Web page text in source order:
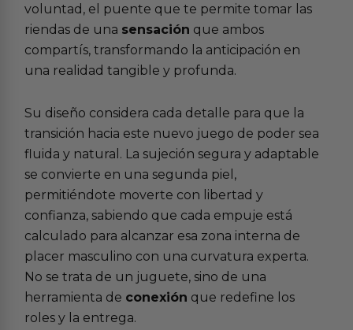
voluntad, el puente que te permite tomar las
riendas de una sensación que ambos
compartís, transformando la anticipación en
una realidad tangible y profunda.
Su diseño considera cada detalle para que la
transición hacia este nuevo juego de poder sea
fluida y natural. La sujeción segura y adaptable
se convierte en una segunda piel,
permitiéndote moverte con libertad y
confianza, sabiendo que cada empuje está
calculado para alcanzar esa zona interna de
placer masculino con una curvatura experta.
No se trata de un juguete, sino de una
herramienta de conexión que redefine los
roles y la entrega.